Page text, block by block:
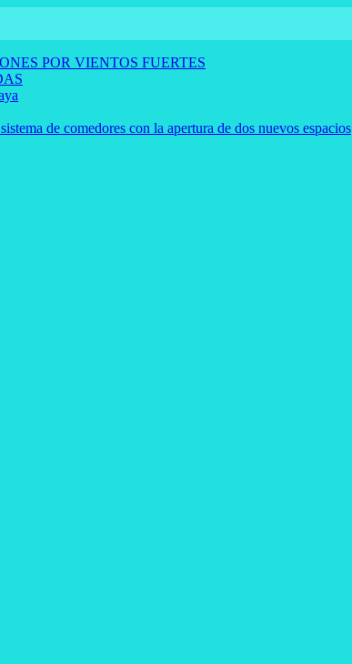
POR VIENTOS FUERTES
de comedores con la apertura de dos nuevos espacios